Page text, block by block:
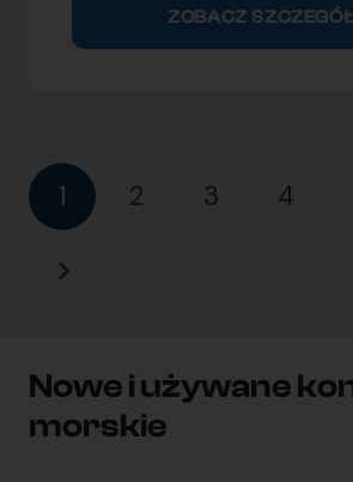
ZOBACZ
1 2 3 4
Nowe i używane
morskie